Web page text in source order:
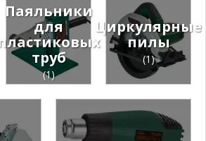
Паяльники
для
пластиковых
труб
(1)
Циркулярные
пилы
(1)